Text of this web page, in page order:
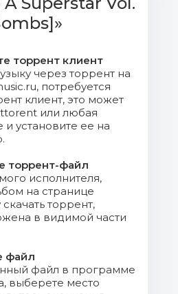
DJ & KPD feat.
- Skyfall (Edy Valiant
Mb)
Sol & Florito feat. Rana -
(Fruitroom Funk
- Lackschuh (Club
- Ready To Rock
(13.79 Mb)
торрент клиент
через торрент на
потребуется
клиент, это может
или любая
и установите ее на
торрент-файл
исполнителя,
на странице
торрент,
в видимой части
файл
файл в программе
выберете место